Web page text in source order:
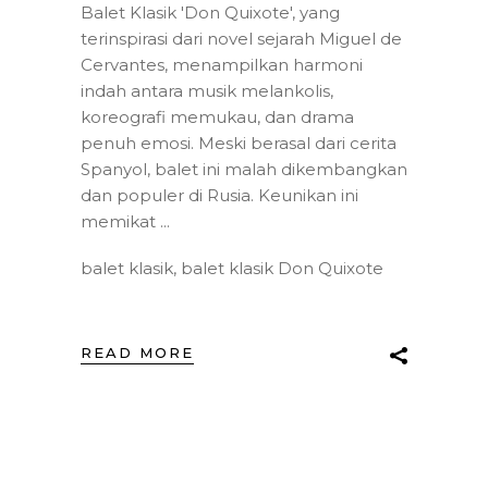
Balet Klasik 'Don Quixote', yang
terinspirasi dari novel sejarah Miguel de
Cervantes, menampilkan harmoni
indah antara musik melankolis,
koreografi memukau, dan drama
penuh emosi. Meski berasal dari cerita
Spanyol, balet ini malah dikembangkan
dan populer di Rusia. Keunikan ini
memikat
balet klasik, balet klasik Don Quixote
READ MORE